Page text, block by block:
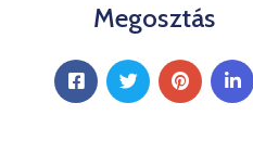
Megosztás